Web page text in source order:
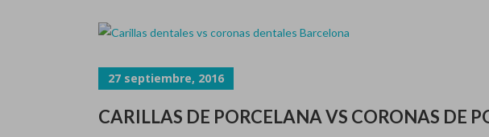
27 septiembre, 2016
CARILLAS DE PORCELANA VS CORONAS DE